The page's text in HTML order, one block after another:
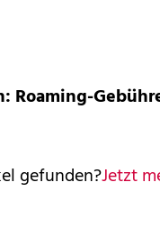
Roaming-
gefunden?Jetzt